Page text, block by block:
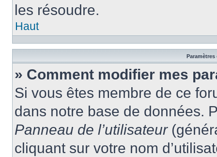
les résoudre.
Haut
Paramètres
» Comment modifier mes
Si vous êtes membre de ce
dans notre base de données.
Panneau de l’utilisateur
cliquant sur votre nom